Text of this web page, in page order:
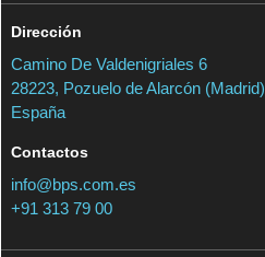
Dirección
Camino De Valdenigriales 6
28223, Pozuelo de Alarcón (Madrid)
España
Contactos
info@bps.com.es
+91 313 79 00